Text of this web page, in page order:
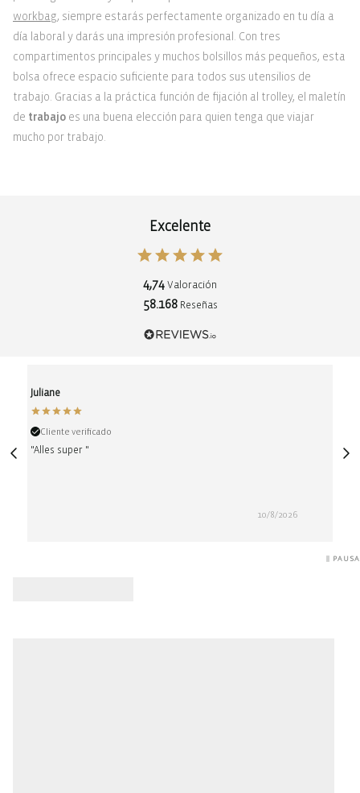
workbag, siempre estarás perfectamente organizado en tu día a
día laboral y darás una impresión profesional. Con tres
compartimentos principales y muchos bolsillos más pequeños, esta
bolsa ofrece espacio suficiente para todos sus utensilios de
trabajo. Gracias a la práctica función de fijación al trolley, el maletín
de trabajo es una buena elección para quien tenga que viajar
mucho por trabajo.
Excelente
4,74 Valoración
58.168Reseñas
Juliane
Cliente verificado
"Alles super "
10/8/2026
PAUSA